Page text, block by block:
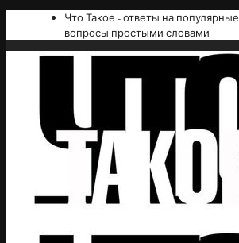
Что Такое - ответы на популярные
вопросы простыми словами